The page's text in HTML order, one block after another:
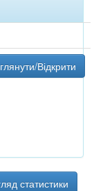
Відкрити
статистики